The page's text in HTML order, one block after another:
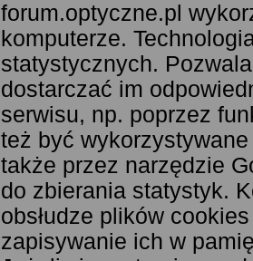
forum.optyczne.pl
komputerze.
statystycznych.
dostarczać im
serwisu, np. poprzez
też być
także przez narzędzie
do zbierania statystyk.
obsłudze plików
zapisywanie ich w